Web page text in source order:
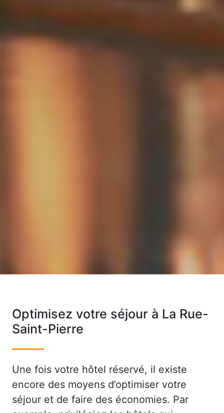
Optimisez votre séjour à La Rue-
Saint-Pierre
Une fois votre hôtel réservé, il existe
encore des moyens d’optimiser votre
séjour et de faire des économies. Par